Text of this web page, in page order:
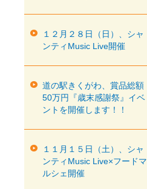
１２月２８日（日）、シャ
ンティMusic Live開催
道の駅きくがわ、賞品総額
50万円『歳末感謝祭』イベ
ントを開催します！！
１１月１５日（土）、シャ
ンティMusic Live×フードマ
ルシェ開催